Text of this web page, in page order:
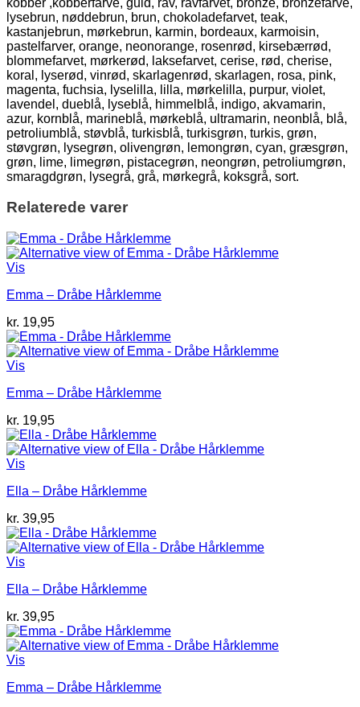
lysebrun, nøddebrun, brun, chokoladefarvet, teak,
kastanjebrun, mørkebrun, karmin, bordeaux, karmoisin,
pastelfarver, orange, neonorange, rosenrød, kirsebærrød,
blommefarvet, mørkerød, laksefarvet, cerise, rød, cherise,
koral, lyserød, vinrød, skarlagenrød, skarlagen, rosa, pink,
magenta, fuchsia, lyselilla, lilla, mørkelilla, purpur, violet,
lavendel, dueblå, lyseblå, himmelblå, indigo, akvamarin,
azur, kornblå, marineblå, mørkeblå, ultramarin, neonblå, blå,
petroliumblå, støvblå, turkisblå, turkisgrøn, turkis, grøn,
støvgrøn, lysegrøn, olivengrøn, lemongrøn, cyan, græsgrøn,
grøn, lime, limegrøn, pistacegrøn, neongrøn, petroliumgrøn,
smaragdgrøn, lysegrå, grå, mørkegrå, koksgrå, sort.
Relaterede varer
Vis
Emma – Dråbe Hårklemme
kr. 19,95
Vis
Emma – Dråbe Hårklemme
kr. 19,95
Vis
Ella – Dråbe Hårklemme
kr. 39,95
Vis
Ella – Dråbe Hårklemme
kr. 39,95
Vis
Emma – Dråbe Hårklemme